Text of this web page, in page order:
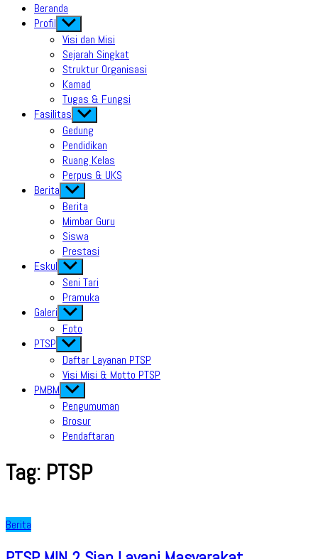
Beranda
Profil Show
sub
menu
Visi dan Misi
Sejarah Singkat
Struktur Organisasi
Kamad
Tugas & Fungsi
Fasilitas Show
sub
menu
Gedung
Pendidikan
Ruang Kelas
Perpus & UKS
Berita Show
sub
menu
Berita
Mimbar Guru
Siswa
Prestasi
Eskul Show
sub
menu
Seni Tari
Pramuka
Galeri Show
sub
menu
Foto
PTSP Show
sub
menu
Daftar Layanan PTSP
Visi Misi & Motto PTSP
PMBM Show
sub
menu
Pengumuman
Brosur
Pendaftaran
Tag: PTSP
Berita